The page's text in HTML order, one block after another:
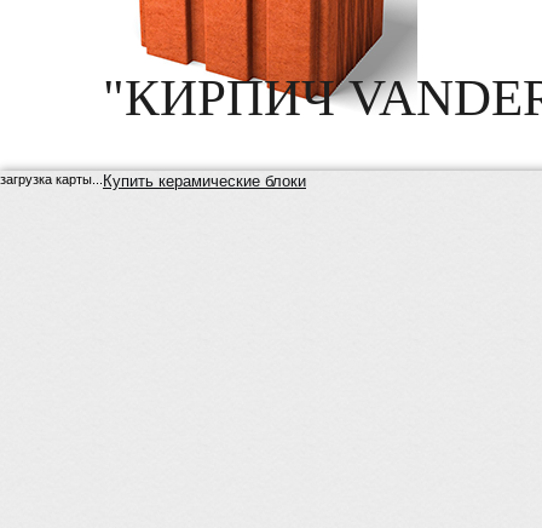
Купить керамические блоки
"КИРПИЧ
загрузка карты...